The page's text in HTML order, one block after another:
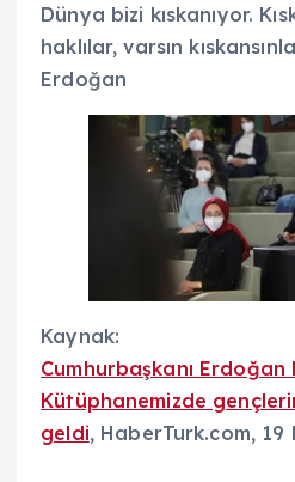
Dünya bizi kıskanıyor.
haklılar, varsın
Erdoğan
Kaynak:
Cumhurbaşkanı Erdoğan
Kütüphanemizde
geldi, HaberTurk.com, 19